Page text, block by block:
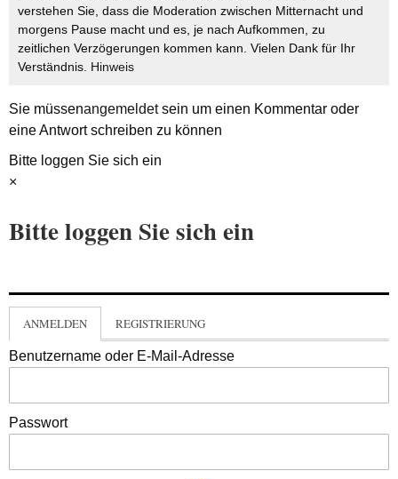
verstehen Sie, dass die Moderation zwischen Mitternacht und
morgens Pause macht und es, je nach Aufkommen, zu
zeitlichen Verzögerungen kommen kann. Vielen Dank für Ihr
Verständnis. Hinweis
Sie müssenangemeldetsein um einen Kommentar oder
eine Antwort schreiben zu können
Bitte loggen Sie sich ein
×
Bitte loggen Sie sich ein
ANMELDEN REGISTRIERUNG
Benutzername oder E-Mail-Adresse
Passwort